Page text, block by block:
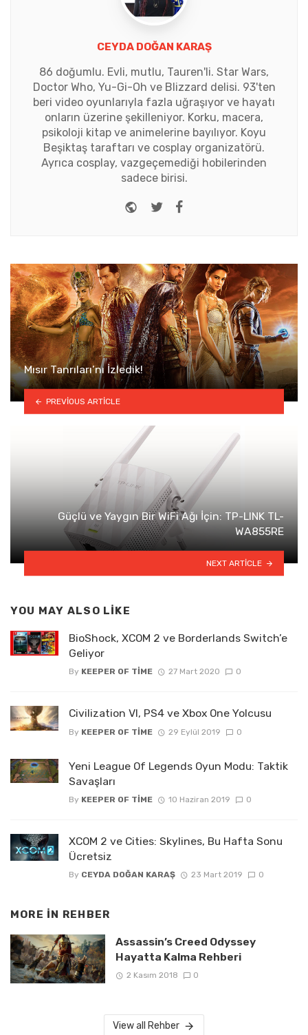
CEYDA DOĞAN KARAŞ
86 doğumlu. Evli, mutlu, Tauren'li. Star Wars,
Doctor Who, Yu-Gi-Oh ve Blizzard delisi. 93'ten
beri video oyunlarıyla fazla uğraşıyor ve hayatı
onların üzerine şekilleniyor. Korku, macera,
psikoloji kitap ve animelerine bayılıyor. Koyu
Beşiktaş taraftarı ve cosplay organizatörü.
Ayrıca cosplay, vazgeçemediği hobilerinden
sadece birisi.
Website
Twitter
Mısır Tanrıları’nı İzledik!
PREVIOUS ARTICLE
Güçlü ve Yaygın Bir WiFi Ağı İçin: TP-LINK TL-
WA855RE
NEXT ARTICLE
YOU MAY ALSO LIKE
BioShock, XCOM 2 ve Borderlands Switch’e
Geliyor
By KEEPER OF TIME 27 Mart 2020 0
Civilization VI, PS4 ve Xbox One Yolcusu
By KEEPER OF TIME 29 Eylül 2019 0
Yeni League Of Legends Oyun Modu: Taktik
Savaşları
By KEEPER OF TIME 10 Haziran 2019 0
XCOM 2 ve Cities: Skylines, Bu Hafta Sonu
Ücretsiz
By CEYDA DOĞAN KARAŞ 23 Mart 2019 0
MORE IN REHBER
Assassin’s Creed Odyssey
Hayatta Kalma Rehberi
2 Kasım 2018 0
View all Rehber